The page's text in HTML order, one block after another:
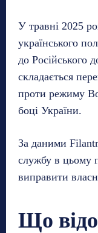
У травні 2025
українського
до Російського
складається
проти режиму
боці України.
За даними
службу в цьому
виправити
Що